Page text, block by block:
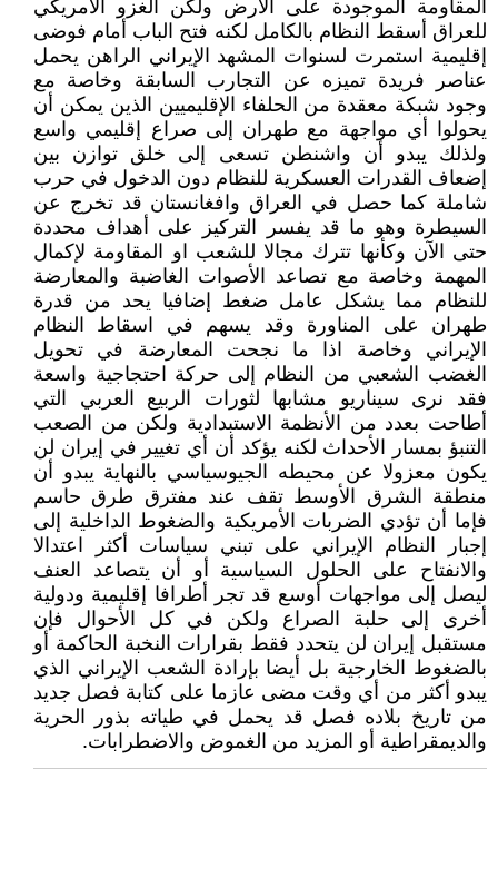
المقاومة الموجودة على الأرض ولكن الغزو الأمريكي
للعراق أسقط النظام بالكامل لكنه فتح الباب أمام فوضى
إقليمية استمرت لسنوات المشهد الإيراني الراهن يحمل
عناصر فريدة تميزه عن التجارب السابقة وخاصة مع
وجود شبكة معقدة من الحلفاء الإقليميين الذين يمكن أن
يحولوا أي مواجهة مع طهران إلى صراع إقليمي واسع
ولذلك يبدو أن واشنطن تسعى إلى خلق توازن بين
إضعاف القدرات العسكرية للنظام دون الدخول في حرب
شاملة كما حصل في العراق وافغانستان قد تخرج عن
السيطرة وهو ما قد يفسر التركيز على أهداف محددة
حتى الآن وكأنها تترك مجالا للشعب او المقاومة لإكمال
المهمة وخاصة مع تصاعد الأصوات الغاضبة والمعارضة
للنظام مما يشكل عامل ضغط إضافيا يحد من قدرة
طهران على المناورة وقد يسهم في اسقاط النظام
الإيراني وخاصة اذا ما نجحت المعارضة في تحويل
الغضب الشعبي من النظام إلى حركة احتجاجية واسعة
فقد نرى سيناريو مشابها لثورات الربيع العربي التي
أطاحت بعدد من الأنظمة الاستبدادية ولكن من الصعب
التنبؤ بمسار الأحداث لكنه يؤكد أن أي تغيير في إيران لن
يكون معزولا عن محيطه الجيوسياسي بالنهاية يبدو أن
منطقة الشرق الأوسط تقف عند مفترق طرق حاسم
فإما أن تؤدي الضربات الأمريكية والضغوط الداخلية إلى
إجبار النظام الإيراني على تبني سياسات أكثر اعتدالا
والانفتاح على الحلول السياسية أو أن يتصاعد العنف
ليصل إلى مواجهات أوسع قد تجر أطرافا إقليمية ودولية
أخرى إلى حلبة الصراع ولكن في كل الأحوال فإن
مستقبل إيران لن يتحدد فقط بقرارات النخبة الحاكمة أو
بالضغوط الخارجية بل أيضا بإرادة الشعب الإيراني الذي
يبدو أكثر من أي وقت مضى عازما على كتابة فصل جديد
من تاريخ بلاده فصل قد يحمل في طياته بذور الحرية
والديمقراطية أو المزيد من الغموض والاضطرابات.